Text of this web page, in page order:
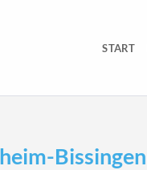
START
Bissingen